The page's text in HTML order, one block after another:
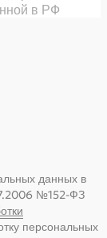
в РФ
данных в
№152-ФЗ
персональных